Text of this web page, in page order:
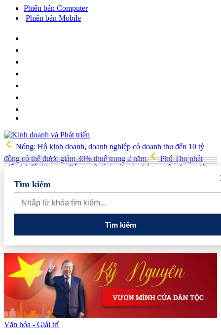
Phiên bản Computer
Phiên bản Mobile
Nóng: Hộ kinh doanh, doanh nghiệp có doanh thu đến 10 tỷ
đồng có thể được giảm 30% thuế trong 2 năm
Phú Thọ phát
triển 14 đô thị trọng điểm, mở cánh cửa cho kỷ nguyên tăng trưởng
Vua quạt Trần Đình Tiệp: Từ bán quạt đến TikToker nổi
tiếng và vướng vòng lao lý
Vietnam Sport Show 2026 quy tụ
520 gian hàng, thúc đẩy kết nối ngành thể thao Việt Nam với thế
giới
Thiết kế kiến trúc biểu tượng của Newtown Diamond được
vinh danh tại Dot Property Awards 2026
Tìm kiếm
Tìm kiếm
Văn hóa - Giải trí